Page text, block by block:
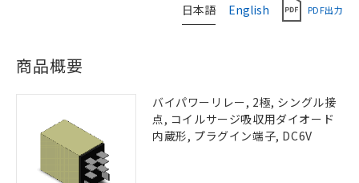
日本語 English PDF出力
商品概要
バイパワーリレー, 2極, シングル接
点, コイルサージ吸収用ダイオード
内蔵形, プラグイン端子, DC6V